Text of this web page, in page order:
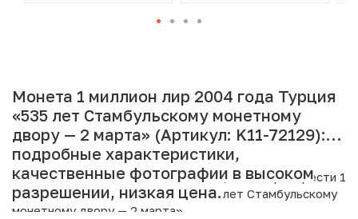
Монета 1 миллион лир 2004 года Турция
«535 лет Стамбульскому монетному
двору — 2 марта» (Артикул: K11-72129):
подробные характеристики,
качественные фотографии в высоком
разрешении, низкая цена.
Интернет магазин «Нумизмат» предлагает приобрести 1
миллион лир 2004 года Турция «535 лет Стамбульскому
монетному двору — 2 марта».